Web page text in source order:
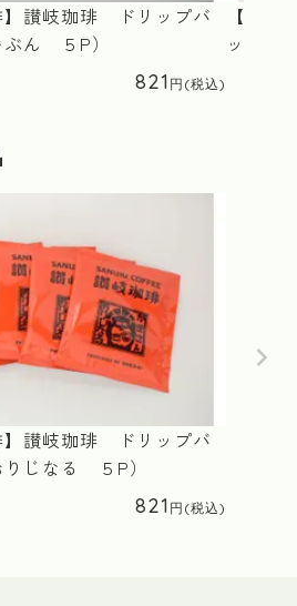
】讃岐珈琲 ドリップバ
ん ５P）
821
【（
ッグ（
】讃岐珈琲 ドリップバ
じなる ５P）
821